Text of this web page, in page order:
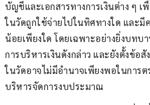
บัญชีและเอกสารทางการเงินต่าง ๆ เ
ในวัดถูกใช้จ่ายไปในทิศทางใด และมี
น้อยเพียงใด โดยเฉพาะอย่างยิ่งบทบ
การบริหารเงินดังกล่าว และยังตั้งข้อสั
ในวัดอาจไม่มีอำนาจเพียงพอในการ
บริหารจัดการงบประมาณ